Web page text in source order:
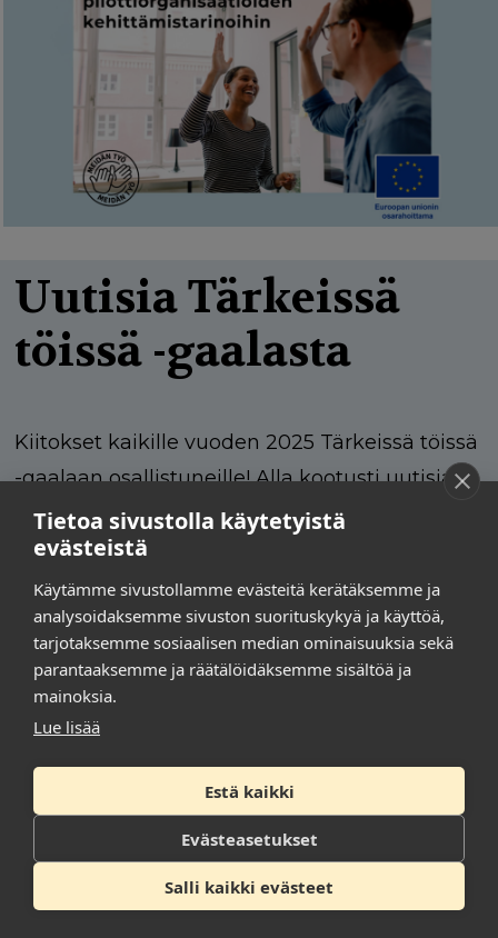
Uutisia Tärkeissä
töissä -gaalasta
Kiitokset kaikille vuoden 2025 Tärkeissä töissä
-gaalaan osallistuneille! Alla kootusti uutisia
aiheesta:
Palkittavien lista 2025
Gaalakuvat 2025
Viisi nostoa Tärkeissä töissä -gaalassa
palkituista kehittämisteoista
Kuntien ja hyvinvointialueiden
kehittämisteot loistivat Tärkeissä töissä -
gaalassa
Tärkeissä töissä -gaala nostaa esiin vuoden
innostavimmat kehittämisteot kunnista ja
hyvinvointialueilta
Tietoa sivustolla käytetyistä
evästeistä
Käytämme sivustollamme evästeitä kerätäksemme ja
analysoidaksemme sivuston suorituskykyä ja käyttöä,
tarjotaksemme sosiaalisen median ominaisuuksia sekä
parantaaksemme ja räätälöidäksemme sisältöä ja
mainoksia.
Lue lisää
Estä kaikki
Evästeasetukset
Salli kaikki evästeet